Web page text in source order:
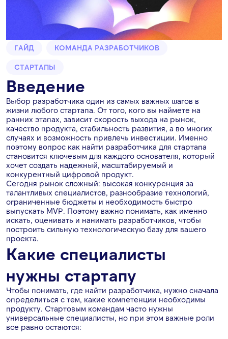
ГАЙД КОМАНДА РАЗРАБОТЧИКОВ
СТАРТАПЫ
Введение
Выбор разработчика один из самых важных шагов в
жизни любого стартапа. От того, кого вы наймете на
ранних этапах, зависит скорость выхода на рынок,
качество продукта, стабильность развития, а во многих
случаях и возможность привлечь инвестиции. Именно
поэтому вопрос как найти разработчика для стартапа
становится ключевым для каждого основателя, который
хочет создать надежный, масштабируемый и
конкурентный цифровой продукт.
Сегодня рынок сложный: высокая конкуренция за
талантливых специалистов, разнообразие технологий,
ограниченные бюджеты и необходимость быстро
выпускать MVP. Поэтому важно понимать, как именно
искать, оценивать и нанимать разработчиков, чтобы
построить сильную технологическую базу для вашего
проекта.
Какие специалисты
нужны стартапу
Чтобы понимать, где найти разработчика, нужно сначала
определиться с тем, какие компетенции необходимы
продукту. Стартовым командам часто нужны
универсальные специалисты, но при этом важные роли
все равно остаются: